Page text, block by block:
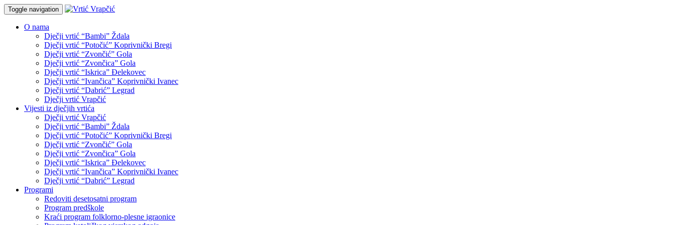
Toggle navigation
O nama
Dječji vrtić “Bambi” Ždala
Dječji vrtić “Potočić” Koprivnički Bregi
Dječji vrtić “Zvončić” Gola
Dječji vrtić “Zvončica” Gola
Dječji vrtić “Iskrica” Đelekovec
Dječji vrtić “Ivančica” Koprivnički Ivanec
Dječji vrtić “Dabrić” Legrad
Dječji vrtić Vrapčić
Vijesti iz dječjih vrtića
Dječji vrtić Vrapčić
Dječji vrtić “Bambi” Ždala
Dječji vrtić “Potočić” Koprivnički Bregi
Dječji vrtić “Zvončić” Gola
Dječji vrtić “Zvončica” Gola
Dječji vrtić “Iskrica” Đelekovec
Dječji vrtić “Ivančica” Koprivnički Ivanec
Dječji vrtić “Dabrić” Legrad
Programi
Redoviti desetosatni program
Program predškole
Kraći program folklorno-plesne igraonice